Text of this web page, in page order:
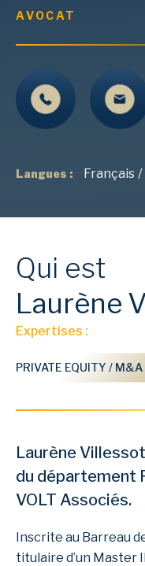
AVOCAT
Langues : Français /
Qui est
Laurène
Expertises :
PRIVATE EQUITY / M&A
Laurène
du département
VOLT Associés.
Inscrite au Barreau
titulaire d’un Master